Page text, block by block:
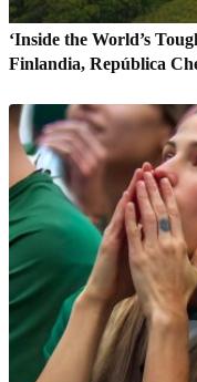
‘Inside the World’s
Finlandia, República